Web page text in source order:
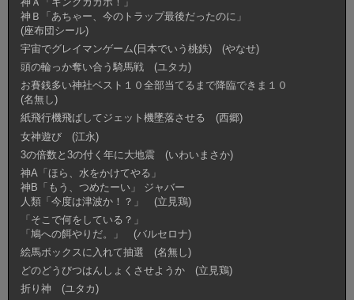
神Ｂ「あちゃー、今のトラップ最後だったのに」
(座布団シール)
宇宙でグレイマンゲーム(日本でいう桃鉄) (やなせ)
頭の輪っか奪い合う騎馬戦 (ユタカ)
お賽銭多い神社ベスト１０全部当てるまで降臨できま１０
(名無し)
紙飛行機飛ばしてジェット機墜落させる (西郷)
女神遊び (江永)
3の倍数と3の付く年に大地震 (いわいまさか)
神A「ほら、水をかけてやる」
神B「もう、つめたーい」 ジャバー
人類「今度は津波か！？」 (立見鶏)
「そこで何をしている？」
「鳩への餌やりだ。」 (バルセロナ)
絵馬ボックスに入れて抽選 (名無し)
どのどうびつはんしょくさせようか (立見鶏)
折り神 (ユタカ)